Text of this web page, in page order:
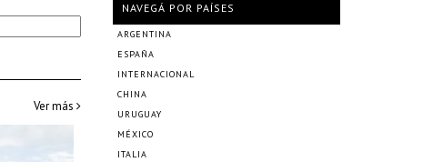
Ver más
NAVEGÁ POR PAÍSES
ARGENTINA
ESPAÑA
INTERNACIONAL
CHINA
URUGUAY
MÉXICO
ITALIA